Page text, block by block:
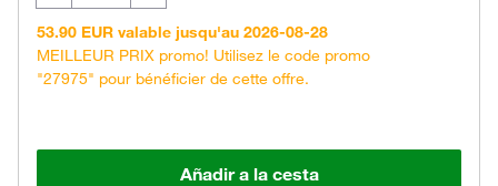
53.90 EUR valable jusqu'au 2026-08-28
MEILLEUR PRIX promo! Utilisez le code promo
"27975" pour bénéficier de cette offre.
Añadir a la cesta